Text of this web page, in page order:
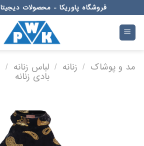
to
content
فروشگاه پاوریکا - محصولات
مد و پوشاک / زنانه / لباس زنانه /
بادی زنانه